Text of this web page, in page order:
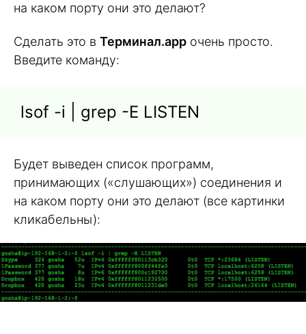
на каком порту они это делают?
Сделать это в Терминал.app очень просто.
Введите команду:
lsof -i | grep -E LISTEN
Будет выведен список программ,
принимающих («слушающих») соединения и
на каком порту они это делают (все картинки
кликабельны):